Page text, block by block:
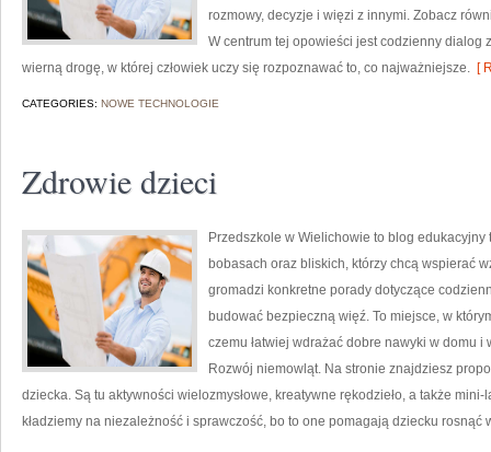
rozmowy, decyzje i więzi z innymi. Zobacz
W centrum tej opowieści jest codzienny dialog
wierną drogę, w której człowiek uczy się rozpoznawać to, co najważniejsze. [
CATEGORIES: NOWE TECHNOLOGIE
Zdrowie dzieci
Przedszkole w Wielichowie to blog
bobasach oraz bliskich, którzy chcą wspierać
gromadzi konkretne porady dotyczące
budować bezpieczną więź. To miejsce, w
czemu łatwiej wdrażać dobre nawyki w domu
Rozwój niemowląt. Na stronie znajdziesz
dziecka. Są tu aktywności wielozmysłowe, kreatywne rękodzieło, a także
kładziemy na niezależność i sprawczość, bo to one pomagają dziecku rosnąć